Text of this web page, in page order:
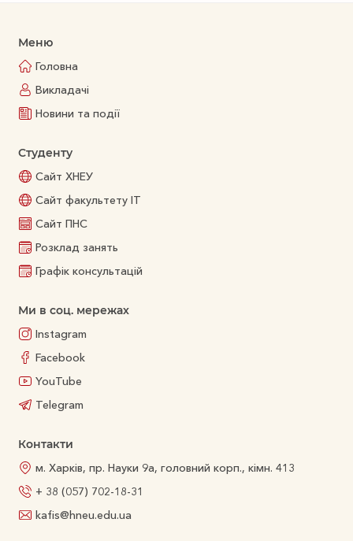
Меню
Головна
Викладачі
Новини та події
Студенту
Сайт ХНЕУ
Сайт факультету ІТ
Сайт ПНС
Розклад занять
Графік консультацій
Ми в соц. мережах
Instagram
Facebook
YouTube
Telegram
Контакти
м. Харків, пр. Науки 9а, головний корп., кімн. 413
+ 38 (057) 702-18-31
kafis@hneu.edu.ua